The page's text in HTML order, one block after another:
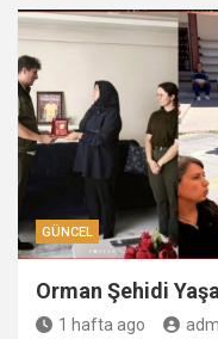
GÜNCEL
Orman Şehidi
1 hafta ago